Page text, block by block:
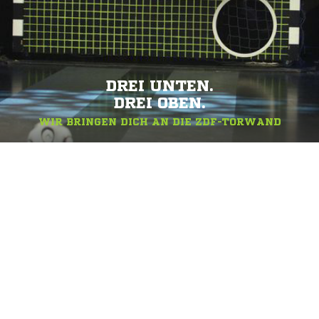
DREI UNTEN.
DREI OBEN.
WIR BRINGEN DICH AN DIE ZDF-TORWAND